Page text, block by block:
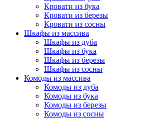
Кровати из бука
Кровати из березы
Кровати из сосны
Шкафы из массива
Шкафы из дуба
Шкафы из бука
Шкафы из березы
Шкафы из сосны
Комоды из массива
Комоды из дуба
Комоды из бука
Комоды из березы
Комоды из сосны